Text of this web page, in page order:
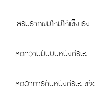
เสริมรากผมใหม่ให้แข็งแรง
ลดความมันบนหนังศีรษะ
ลดอาการคันหนังศีรษะ ขจั